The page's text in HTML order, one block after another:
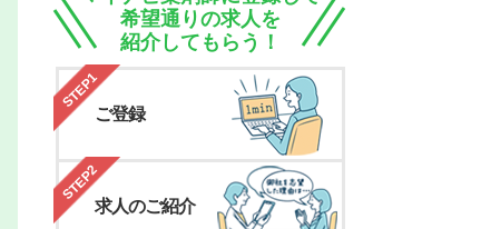
希望通りの求人を
紹介してもらう！
STEP1
ご登録
STEP2
求人のご紹介